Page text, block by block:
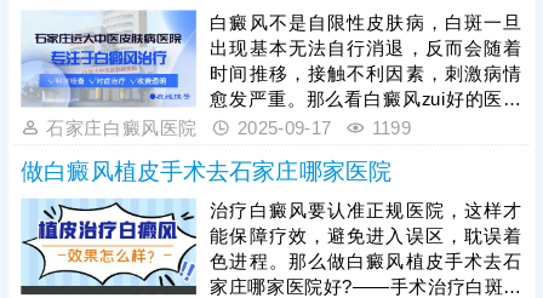
院的检查、治疗方法定价不一样，患
者病情不一样，复色所需时间有长有
短，治疗花销因人而异。治白癜风可
以到石家庄远大医院，专攻白斑诊
治，收费公正透明，得到患者信赖。
白癜风不是自限性皮肤病，白斑一旦
出现基本无法自行消退，反而会随着
时间推移，接触不利因素，刺激病情
愈发严重。那么看白癜风zui好的医院
排名哪些好?——河北地区治白癜风，
疗设备全，治疗技术成熟，具有祛白
优势。
石家庄白癜风医院 2025-09-17 1199
做白癜风植皮手术去石家庄哪家医院
治疗白癜风要认准正规医院，这样才
能保障疗效，避免进入误区，耽误着
色进程。那么做白癜风植皮手术去石
家庄哪家医院好?——手术治疗白斑包